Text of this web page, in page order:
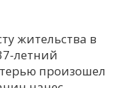
С
жительства в
летний
произошел